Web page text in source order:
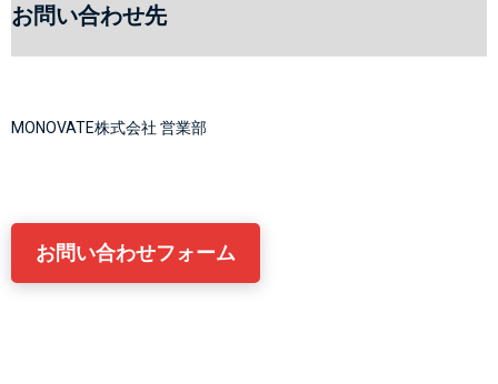
お問い合わせ先
MONOVATE株式会社 営業部
お問い合わせフォーム